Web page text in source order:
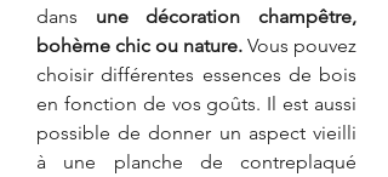
dans une décoration champêtre,
bohème chic ou nature. Vous pouvez
choisir différentes essences de bois
en fonction de vos goûts. Il est aussi
possible de donner un aspect vieilli
à une planche de contreplaqué